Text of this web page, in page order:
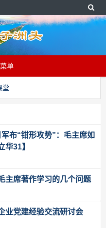
单
堂
布“钳形攻势”：毛主席如
华31】
主席著作学习的几个问题
业党建经验交流研讨会